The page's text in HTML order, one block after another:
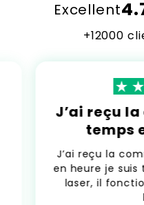
Excellent
+12000
J’ai reçu
temps
J’ai reçu la
en heure je
laser, il